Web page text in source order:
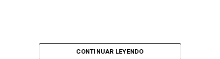
CONTINUAR LEYENDO